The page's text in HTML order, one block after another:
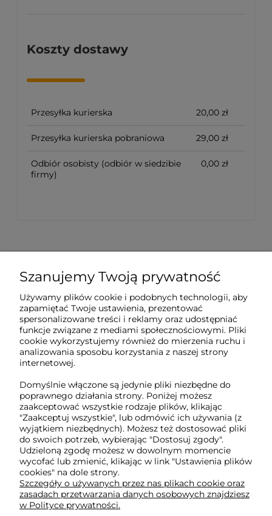
Koszty dostawy
Przesyłka kurierska 20,00 zł
Przesyłka kurierska pobraniowa 29,00 zł
Odbiór osobisty (odbiór w siedzibie
firmy)
0,00 zł
Sklep internetowy Tukado.pl
pn-pt: 08:00-16:00
791 063 018
biuro@tukado.pl
O nas
Obsługa klienta
Pomoc
Moje konto
Szanujemy Twoją prywatność
Używamy plików cookie i podobnych technologii, aby
zapamiętać Twoje ustawienia, prezentować
spersonalizowane treści i reklamy oraz udostępniać
funkcje związane z mediami społecznościowymi. Pliki
cookie wykorzystujemy również do mierzenia ruchu i
analizowania sposobu korzystania z naszej strony
internetowej.
Domyślnie włączone są jedynie pliki niezbędne do
poprawnego działania strony. Poniżej możesz
zaakceptować wszystkie rodzaje plików, klikając
"Zaakceptuj wszystkie", lub odmówić ich używania (z
wyjątkiem niezbędnych). Możesz też dostosować pliki
do swoich potrzeb, wybierając "Dostosuj zgody".
Udzieloną zgodę możesz w dowolnym momencie
wycofać lub zmienić, klikając w link "Ustawienia plików
cookies" na dole strony.
Szczegóły o używanych przez nas plikach cookie oraz
zasadach przetwarzania danych osobowych znajdziesz
w Polityce prywatności.